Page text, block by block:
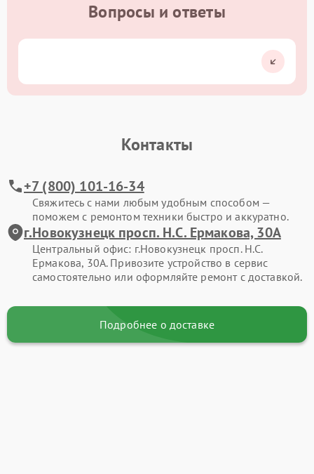
Вопросы и ответы
Контакты
+7 (800) 101-16-34
Свяжитесь с нами любым удобным способом —
поможем с ремонтом техники быстро и аккуратно.
г.Новокузнецк просп. Н.С. Ермакова, 30А
Центральный офис: г.Новокузнецк просп. Н.С.
Ермакова, 30А. Привозите устройство в сервис
самостоятельно или оформляйте ремонт с доставкой.
Подробнее о доставке